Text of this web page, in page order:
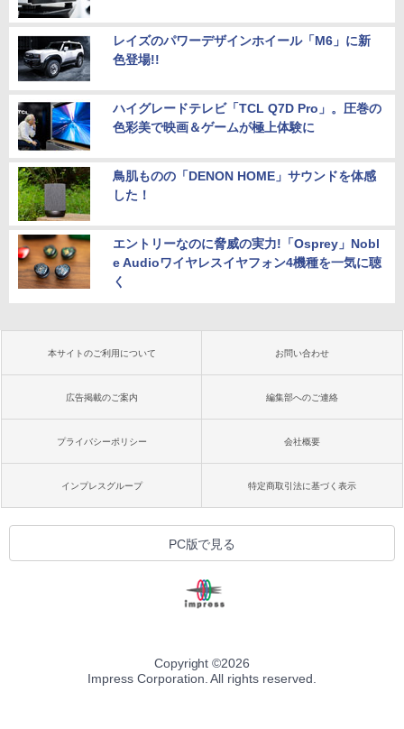
レイズのパワーデザインホイール「M6」に新
色登場!!
ハイグレードテレビ「TCL Q7D Pro」。圧巻の
色彩美で映画＆ゲームが極上体験に
鳥肌ものの「DENON HOME」サウンドを体感
した！
エントリーなのに脅威の実力!「Osprey」Nobl
e Audioワイヤレスイヤフォン4機種を一気に聴
く
本サイトのご利用について お問い合わせ
広告掲載のご案内 編集部へのご連絡
プライバシーポリシー 会社概要
インプレスグループ 特定商取引法に基づく表示
PC版で見る
Copyright ©2026
Impress Corporation. All rights reserved.